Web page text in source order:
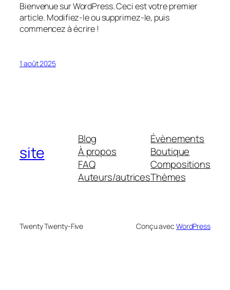
Bienvenue sur WordPress. Ceci est votre premier
article. Modifiez-le ou supprimez-le, puis
commencez à écrire !
1 août 2025
site
Blog
À propos
FAQ
Auteurs/autrices
Évènements
Boutique
Compositions
Thèmes
Twenty Twenty-Five Conçu avec WordPress